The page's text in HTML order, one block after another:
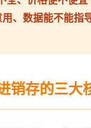
、数据能不能指
销存的三大